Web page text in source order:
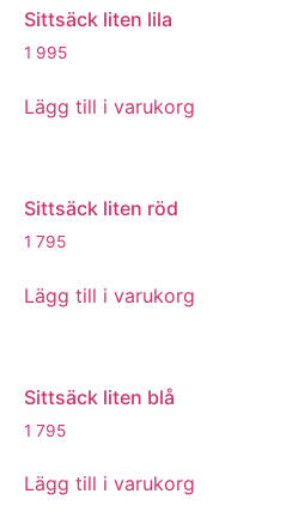
Sittsäck liten lila
1 995
Lägg till i varukorg
Sittsäck liten röd
1 795
Lägg till i varukorg
Sittsäck liten blå
1 795
Lägg till i varukorg